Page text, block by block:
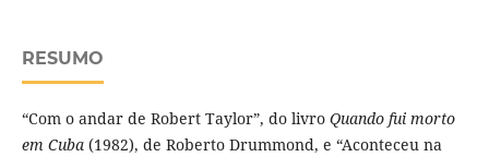
RESUMO
“Com o andar de Robert Taylor”, do livro Quando fui morto
em Cuba(1982), de Roberto Drummond, e “Aconteceu na